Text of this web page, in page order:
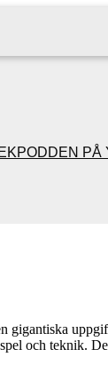
PÅ
och teknik.